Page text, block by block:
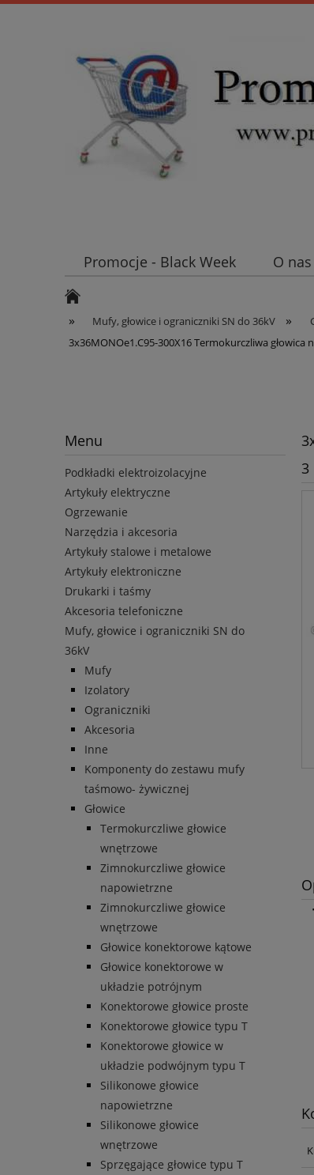
Promocje - Black Week O
» Mufy, głowice i ograniczniki SN do 36kV »
3x36MONOe1.C95-300X16 Termokurczliwa
Menu
Podkładki elektroizolacyjne
Artykuły elektryczne
Ogrzewanie
Narzędzia i akcesoria
Artykuły stalowe i metalowe
Artykuły elektroniczne
Drukarki i taśmy
Akcesoria telefoniczne
Mufy, głowice i ograniczniki SN do
36kV
Mufy
Izolatory
Ograniczniki
Akcesoria
Inne
Komponenty do zestawu mufy
taśmowo- żywicznej
Głowice
Termokurczliwe głowice
wnętrzowe
Zimnokurczliwe głowice
napowietrzne
Zimnokurczliwe głowice
wnętrzowe
Głowice konektorowe kątowe
Głowice konektorowe w
układzie potrójnym
Konektorowe głowice proste
Konektorowe głowice typu T
Konektorowe głowice w
układzie podwójnym typu T
Silikonowe głowice
napowietrzne
Silikonowe głowice
wnętrzowe
Sprzęgające głowice typu T
3